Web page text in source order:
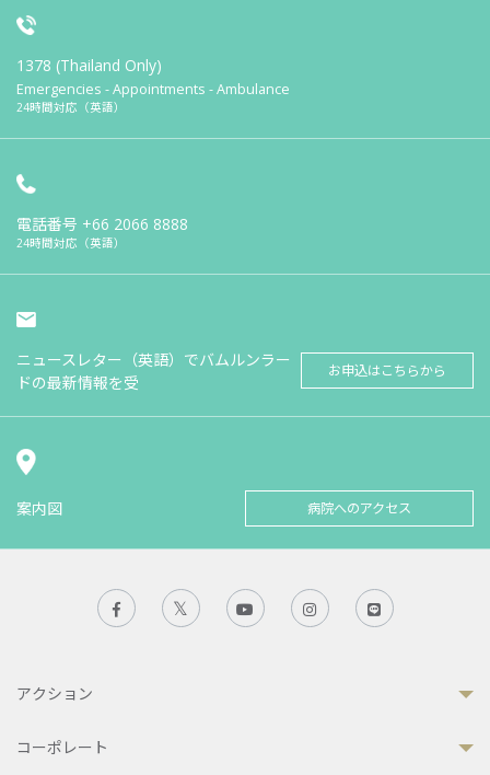
1378 (Thailand Only)
Emergencies - Appointments - Ambulance
24時間対応（英語）
電話番号 +66 2066 8888
24時間対応（英語）
ニュースレター（英語）でバムルンラー
ドの最新情報を受
お申込はこちらから
案内図 病院へのアクセス
アクション
コーポレート